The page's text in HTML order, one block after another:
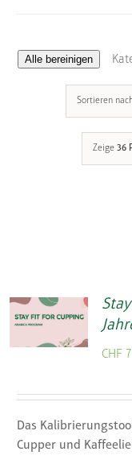
Alle bereinigen
Sortieren
Zeige 36
CHF
Das
Cupper und